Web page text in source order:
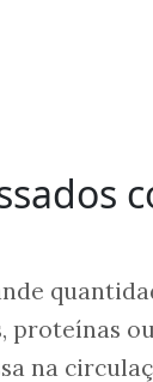
proteínas
na